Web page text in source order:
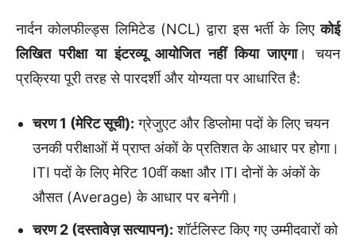
नार्दन कोलफील्ड्स लिमिटेड (NCL) द्वारा इस भर्ती के लिएकोई
लिखित परीक्षा या इंटरव्यू आयोजित नहीं किया जाएगा। चयन
प्रक्रिया पूरी तरह से पारदर्शी और योग्यता पर आधारित है:
चरण 1 (मेरिट सूची): ग्रेजुएट और डिप्लोमा पदों के लिए चयन
उनकी परीक्षाओं में प्राप्त अंकों के प्रतिशत के आधार पर होगा।
ITI पदों के लिए मेरिट 10वीं कक्षा और ITI दोनों के अंकों के
औसत (Average) के आधार पर बनेगी।
चरण 2 (दस्तावेज़ सत्यापन): शॉर्टलिस्ट किए गए उम्मीदवारों को